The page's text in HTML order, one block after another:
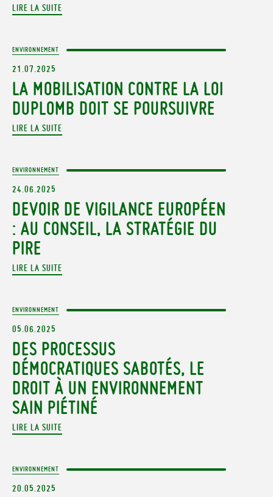
LIRE LA SUITE
ENVIRONNEMENT
21.07.2025
LA MOBILISATION CONTRE LA LOI
DUPLOMB DOIT SE POURSUIVRE
LIRE LA SUITE
ENVIRONNEMENT
24.06.2025
DEVOIR DE VIGILANCE EUROPÉEN
: AU CONSEIL, LA STRATÉGIE DU
PIRE
LIRE LA SUITE
ENVIRONNEMENT
05.06.2025
DES PROCESSUS
DÉMOCRATIQUES SABOTÉS, LE
DROIT À UN ENVIRONNEMENT
SAIN PIÉTINÉ
LIRE LA SUITE
ENVIRONNEMENT
20.05.2025